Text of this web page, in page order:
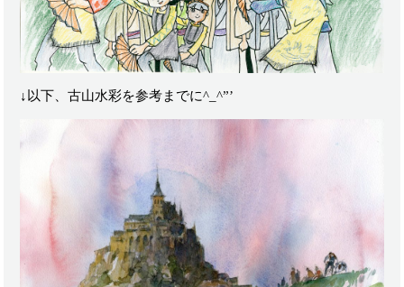
↓以下、古山水彩を参考までに^_^”’